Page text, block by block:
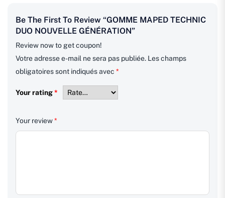
Be The First To Review “GOMME MAPED TECHNIC
DUO NOUVELLE GÉNÉRATION”
Review now to get coupon!
Votre adresse e-mail ne sera pas publiée. Les champs
obligatoires sont indiqués avec *
Your rating*
Your review*